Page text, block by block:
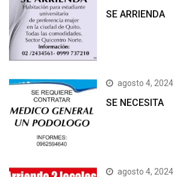
SE ARRIENDA
agosto 4, 2024
SE NECESITA
agosto 4, 2024